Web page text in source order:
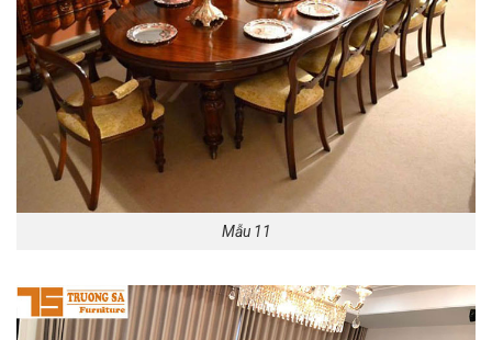
Mẫu 11